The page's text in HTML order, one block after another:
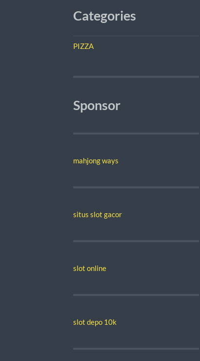
Categories
PIZZA
Sponsor
mahjong ways
situs slot gacor
slot online
slot depo 10k